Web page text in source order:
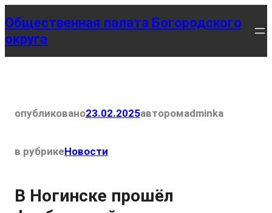
к
содержимому
Общественная палата Богородского
округа
опубликовано23.02.2025авторомadminka
в рубрикеНовости
В Ногинске прошёл